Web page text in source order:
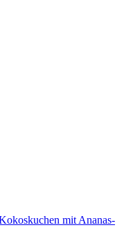
mit Ananas-